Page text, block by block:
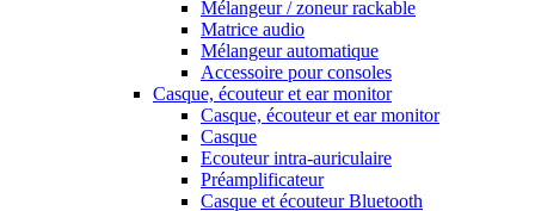
Mélangeur / zoneur rackable
Matrice audio
Mélangeur automatique
Accessoire pour consoles
Casque, écouteur et ear monitor
Casque, écouteur et ear monitor
Casque
Ecouteur intra-auriculaire
Préamplificateur
Casque et écouteur Bluetooth